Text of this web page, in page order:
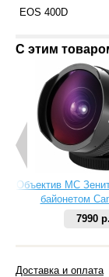
EOS 400D
С этим
Объектив МС
байонетом
7990 р.
Доставка и оплата